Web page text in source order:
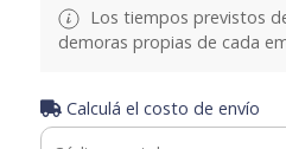
Los tiempos previstos
demoras propias de cada
Calculá el costo de envío